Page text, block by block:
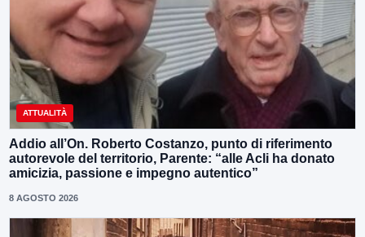
ATTUALITÀ
Addio all’On. Roberto Costanzo, punto di riferimento
autorevole del territorio, Parente: “alle Acli ha donato
amicizia, passione e impegno autentico”
8 AGOSTO 2026